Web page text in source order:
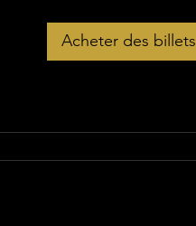
Acheter des billets